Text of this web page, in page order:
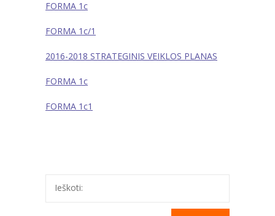
---- Pranešėjų apsauga
-- Administracinė informacija
---- Nuostatai
---- Planavimo dokumentai
---- Veiklos ataskaitos
---- Biudžeto vykdymo ataskaitų rinkiniai
FORMA 1c
FORMA 1c/1
2016-2018 STRATEGINIS VEIKLOS PLANAS
FORMA 1c
FORMA 1c1
Ieškoti: